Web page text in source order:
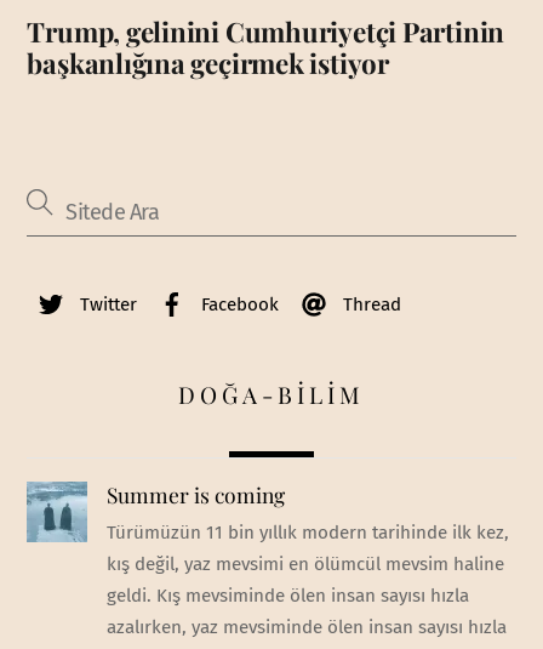
Trump, gelinini Cumhuriyetçi Partinin
başkanlığına geçirmek istiyor
Twitter Facebook Thread
DOĞA-BİLİM
Summer is coming
Türümüzün 11 bin yıllık modern tarihinde ilk kez,
kış değil, yaz mevsimi en ölümcül mevsim haline
geldi. Kış mevsiminde ölen insan sayısı hızla
azalırken, yaz mevsiminde ölen insan sayısı hızla